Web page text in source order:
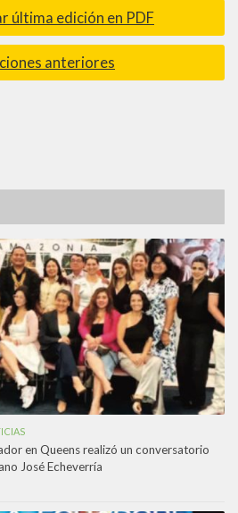
última edición en PDF
anteriores
en Queens realizó un conversatorio
José Echeverría